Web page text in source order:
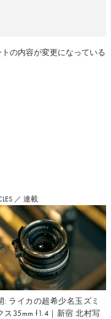
の内容が変更になっている
／ 連載
: ライカの超希少名玉ズミ
ス35mm f1.4｜新宿 北村写